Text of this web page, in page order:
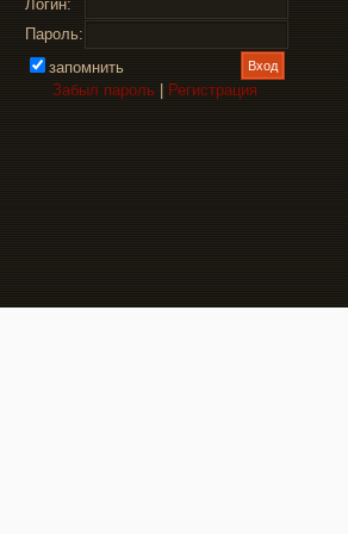
Логин:
Пароль:
запомнить
Забыл пароль
Регистрация